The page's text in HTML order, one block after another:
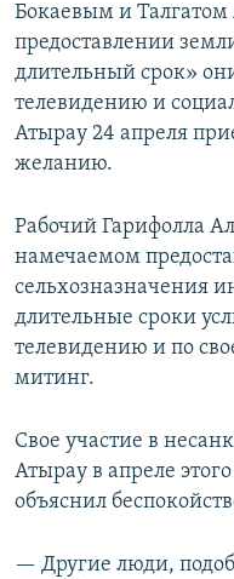
Бокаевым и
предоставлении
длительный срок»
телевидению и
Атырау 24 апреля
желанию.
Рабочий Гарифолла
намечаемом
сельхозназначения
длительные сроки
телевидению и по
митинг.
Свое участие в
Атырау в апреле
объяснил
— Другие люди,